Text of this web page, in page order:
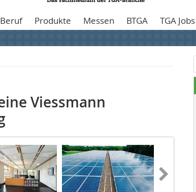
Produkte Messen BTGA TGA Jobs
Viessmann